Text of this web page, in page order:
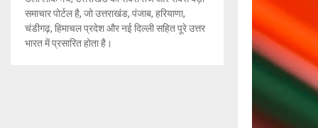
समाचार पोर्टल है, जो उत्तराखंड, पंजाब, हरियाणा,
चंडीगढ़, हिमाचल प्रदेश और नई दिल्ली सहित पूरे उत्तर
भारत में प्रसारित होता है।